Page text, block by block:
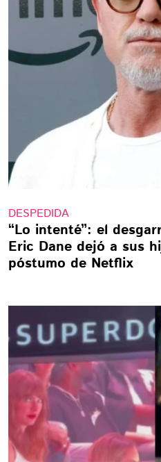
DESPEDIDA
“Lo intenté”: el
Eric Dane dejó a sus
póstumo de Netflix